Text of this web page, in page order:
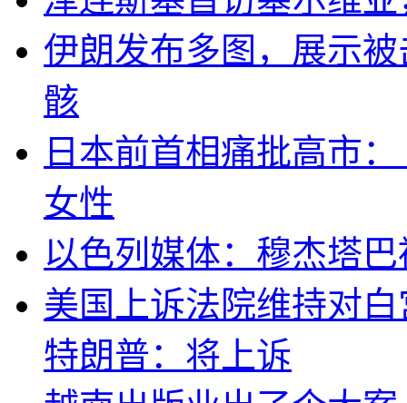
伊朗发布多图，展示
骸
日本前首相痛批高市
女性
以色列媒体：穆杰塔
美国上诉法院维持对
特朗普：将上诉